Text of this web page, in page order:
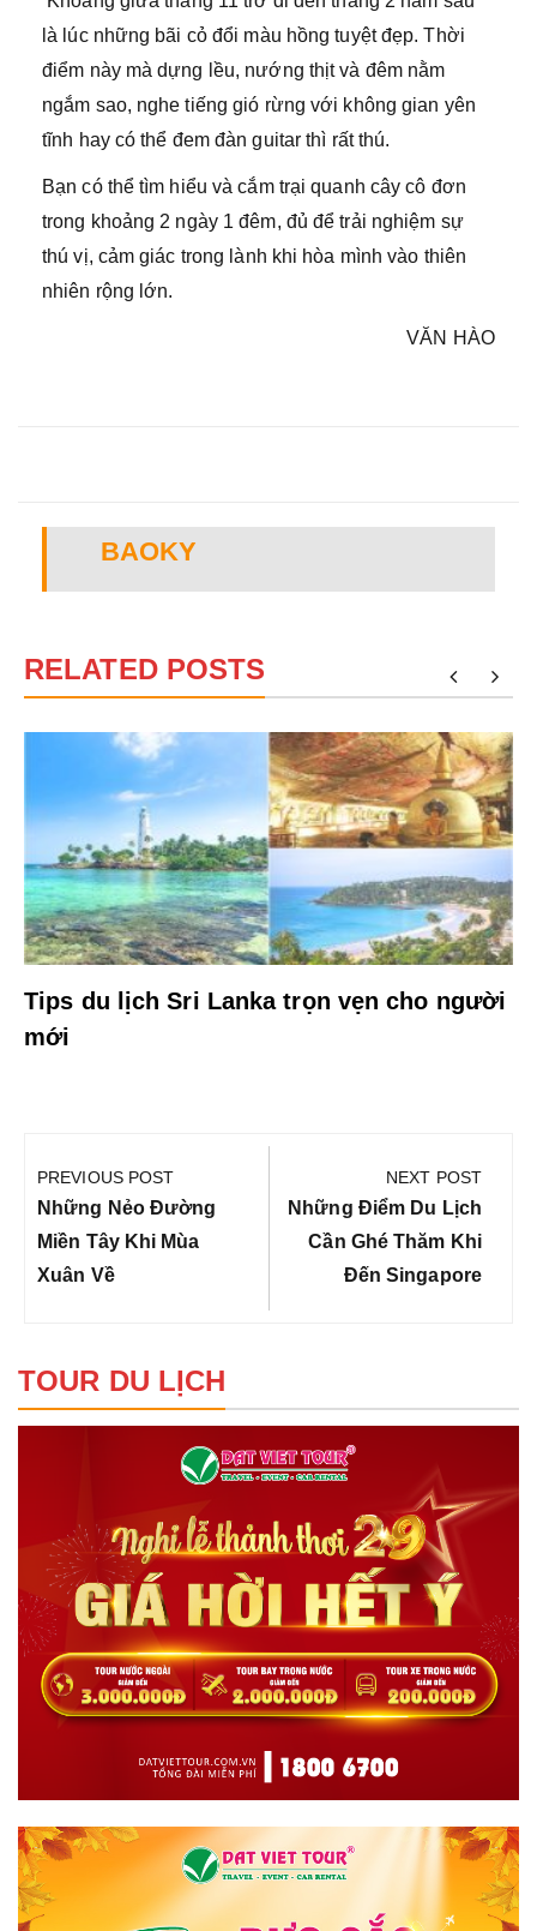
là lúc những bãi cỏ đổi màu hồng tuyệt đẹp. Thời
điểm này mà dựng lều, nướng thịt và đêm nằm
ngắm sao, nghe tiếng gió rừng với không gian yên
tĩnh hay có thể đem đàn guitar thì rất thú.
Bạn có thể tìm hiểu và cắm trại quanh cây cô đơn
trong khoảng 2 ngày 1 đêm, đủ để trải nghiệm sự
thú vị, cảm giác trong lành khi hòa mình vào thiên
nhiên rộng lớn.
VĂN HÀO
BAOKY
RELATED POSTS
Tips du lịch Sri Lanka trọn vẹn cho người
mới
hướng
bài
viết
PREVIOUS POST
Previous
Post:
Những Nẻo Đường
Miền Tây Khi Mùa
Xuân Về
NEXT POST
Next
Post:
Những Điểm Du Lịch
Cần Ghé Thăm Khi
Đến Singapore
TOUR DU LỊCH